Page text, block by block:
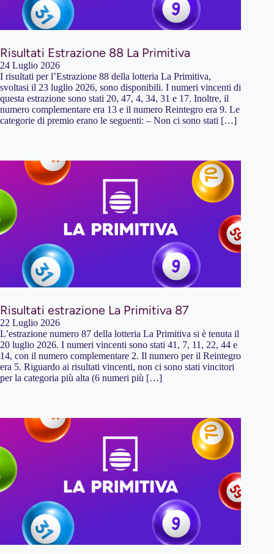
Risultati Estrazione 88 La Primitiva
24 Luglio 2026
I risultati per l’Estrazione 88 della lotteria La Primitiva,
svoltasi il 23 luglio 2026, sono disponibili. I numeri vincenti di
questa estrazione sono stati 20, 47, 4, 34, 31 e 17. Inoltre, il
numero complementare era 13 e il numero Reintegro era 9. Le
categorie di premio erano le seguenti: – Non ci sono stati […]
Risultati estrazione La Primitiva 87
22 Luglio 2026
L’estrazione numero 87 della lotteria La Primitiva si è tenuta il
20 luglio 2026. I numeri vincenti sono stati 41, 7, 11, 22, 44 e
14, con il numero complementare 2. Il numero per il Reintegro
era 5. Riguardo ai risultati vincenti, non ci sono stati vincitori
per la categoria più alta (6 numeri più […]